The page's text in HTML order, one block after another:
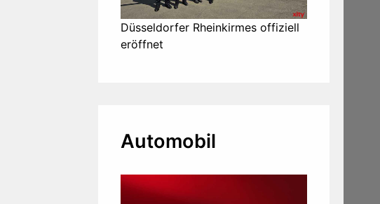
Düsseldorfer Rheinkirmes offiziell
eröffnet
Automobil